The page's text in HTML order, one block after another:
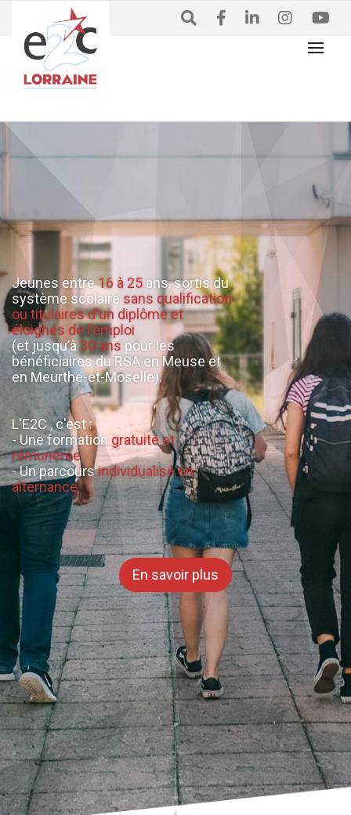
91% de réussiteà la certification
SST (Sauveteur Secouriste du
travail)
Résultat2025:
En savoir plus
69% deréussite